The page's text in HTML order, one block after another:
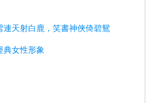
天射白鹿，笑書神俠倚碧鴛
典女性形象